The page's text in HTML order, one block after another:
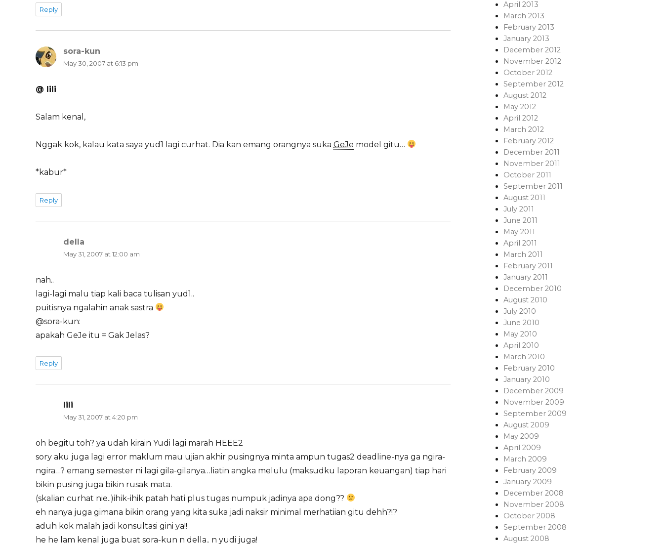
Reply
sora-kun
May 30, 2007 at 6:13 pm
@ lili
Salam kenal,
Nggak kok, kalau kata saya yud1 lagi curhat. Dia kan emang orangnya suka GeJe model gitu…
*kabur*
Reply
della
May 31, 2007 at 12:00 am
nah..
lagi-lagi malu tiap kali baca tulisan yud1..
puitisnya ngalahin anak sastra
@sora-kun:
apakah GeJe itu = Gak Jelas?
Reply
lili
May 31, 2007 at 4:20 pm
oh begitu toh? ya udah kirain Yudi lagi marah HEEE2
sory aku juga lagi error maklum mau ujian akhir pusingnya minta ampun tugas2 deadline-nya ga ngira-
ngira…? emang semester ni lagi gila-gilanya…liatin angka melulu (maksudku laporan keuangan) tiap hari
bikin pusing juga bikin rusak mata.
(skalian curhat nie..)ihik-ihik patah hati plus tugas numpuk jadinya apa dong??
eh nanya juga gimana bikin orang yang kita suka jadi naksir minimal merhatiian gitu dehh?!?
aduh kok malah jadi konsultasi gini ya!!
he he lam kenal juga buat sora-kun n della.. n yudi juga!
April 2013
March 2013
February 2013
January 2013
December 2012
November 2012
October 2012
September 2012
August 2012
May 2012
April 2012
March 2012
February 2012
December 2011
November 2011
October 2011
September 2011
August 2011
July 2011
June 2011
May 2011
April 2011
March 2011
February 2011
January 2011
December 2010
August 2010
July 2010
June 2010
May 2010
April 2010
March 2010
February 2010
January 2010
December 2009
November 2009
September 2009
August 2009
May 2009
April 2009
March 2009
February 2009
January 2009
December 2008
November 2008
October 2008
September 2008
August 2008